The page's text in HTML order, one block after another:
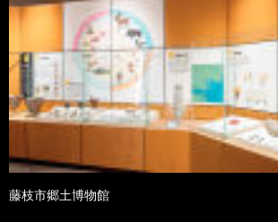
藤枝市郷土博物館